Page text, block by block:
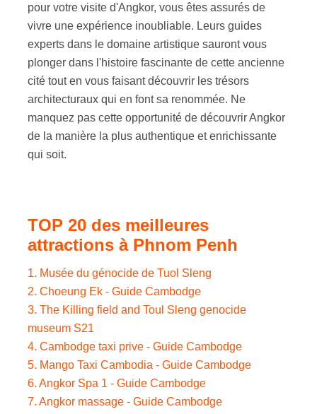
pour votre visite d'Angkor, vous êtes assurés de
vivre une expérience inoubliable. Leurs guides
experts dans le domaine artistique sauront vous
plonger dans l'histoire fascinante de cette ancienne
cité tout en vous faisant découvrir les trésors
architecturaux qui en font sa renommée. Ne
manquez pas cette opportunité de découvrir Angkor
de la manière la plus authentique et enrichissante
qui soit.
TOP 20 des meilleures
attractions à Phnom Penh
1. Musée du génocide de Tuol Sleng
2. Choeung Ek - Guide Cambodge
3. The Killing field and Toul Sleng genocide
museum S21
4. Cambodge taxi prive - Guide Cambodge
5. Mango Taxi Cambodia - Guide Cambodge
6. Angkor Spa 1 - Guide Cambodge
7. Angkor massage - Guide Cambodge